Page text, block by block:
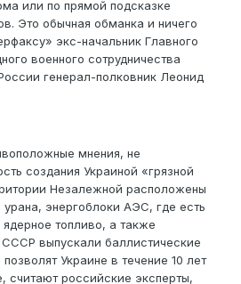
или по прямой подсказке
Это обычная обманка и ничего
экс-начальник Главного
военного сотрудничества
генерал-полковник Леонид
мнения, не
создания Украиной «грязной
Незалежной расположены
энергоблоки АЭС, где есть
топливо, а также
СССР выпускали баллистические
Украине в течение 10 лет
считают российские эксперты,